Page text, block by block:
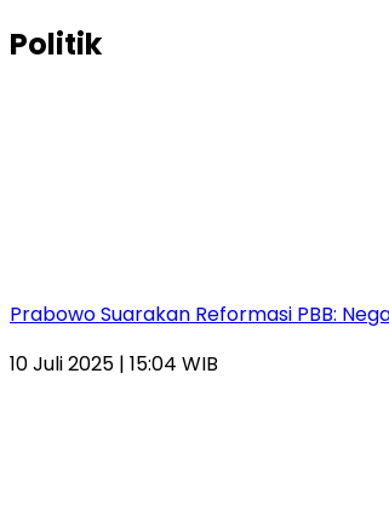
Politik
Prabowo Suarakan Reformasi PBB:
10 Juli 2025 | 15:04 WIB